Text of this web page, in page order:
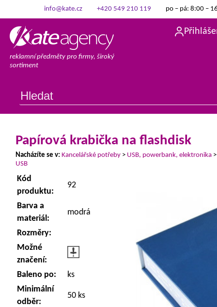
info@kate.cz +420 549 210 119 po – pá: 8:00 –
reklamní předměty pro firmy, široký
sortiment
Papírová krabička na flashdisk
Nacházíte se v: Kancelářské potřeby > USB, powerbank, elektronika
USB
Kód
produktu:
92
Barva a
materiál:
modrá
Rozměry:
Možné
značení:
Baleno po:
ks
Minimální
odběr:
50 ks